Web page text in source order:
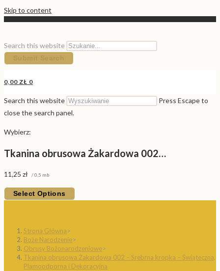
Skip to content
Search this website
0,00 ZŁ 0
Search this website
Press Escape to
close the search panel.
Wybierz:
Tkanina obrusowa Żakardowa 002…
11,25 zł / 0,5 mb
Select Options
Strona Główna>
Boże Narodzenie>
Obrusy Bożonarodzeniowe>
Tkanina obrusowa Żakardowa 002 – Srebrna kropka – Świąteczna,
Plamoodporna i Dekoracyjna